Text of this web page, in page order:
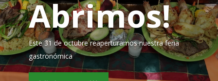
Abrimos!
Este 31 de octubre reaperturamos nuestra feria
gastronómica